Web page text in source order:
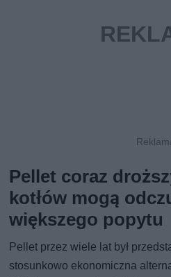
Pellet coraz
kotłów mogą
większego popytu
Pellet przez wiele lat był
stosunkowo ekonomiczna